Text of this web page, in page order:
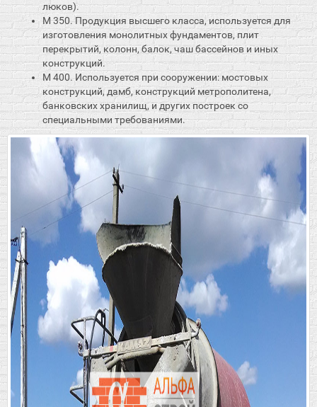
люков).
М 350. Продукция высшего класса, используется для
изготовления монолитных фундаментов, плит
перекрытий, колонн, балок, чаш бассейнов и иных
конструкций.
М 400. Используется при сооружении: мостовых
конструкций, дамб, конструкций метрополитена,
банковских хранилищ, и других построек со
специальными требованиями.